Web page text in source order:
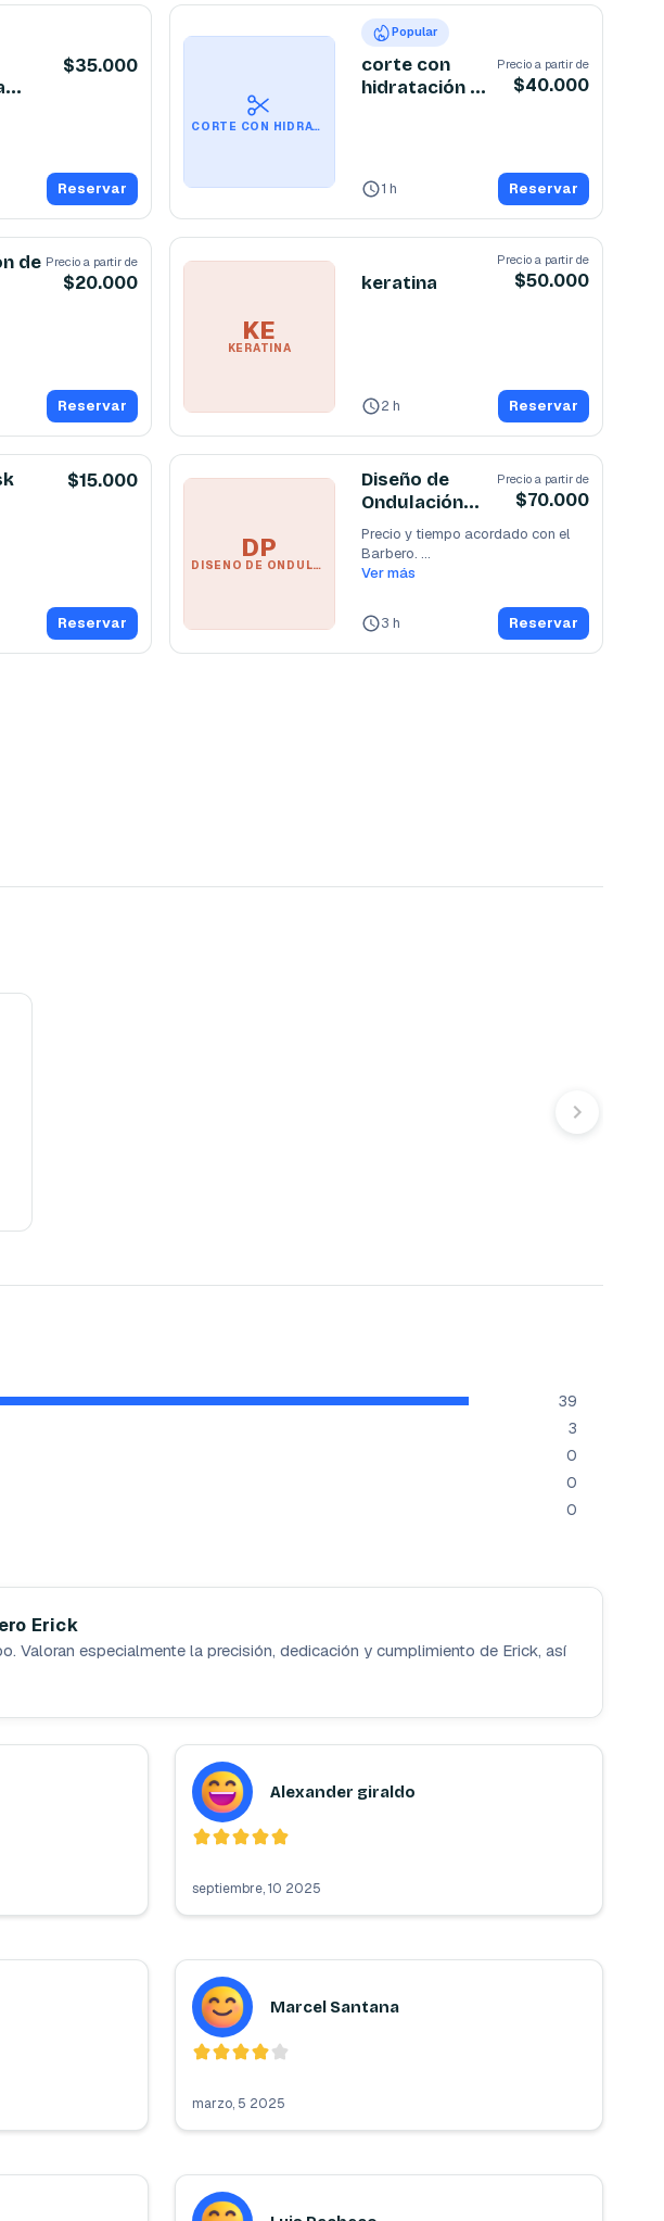
$35.000
Reservar
CORTE CON HIDRATACIÓN DE KERATINA
Popular
corte con
hidratación de
Precio a partir de
$40.000
1 h Reservar
de Precio a partir de
$20.000
Reservar
KE
KERATINA
keratina
Precio a partir de
$50.000
2 h Reservar
$15.000
Reservar
DP
DISEÑO DE ONDULACIÓN PERMANENTES
Diseño de
Ondulación
permanentes
Precio a partir de
$70.000
Precio y tiempo acordado con el
Barbero.
el corte no está incluido en el
Ver más
3 h Reservar
39
3
0
0
0
Erick
Valoran especialmente la precisión, dedicación y cumplimiento de Erick, así
Alexander giraldo
septiembre, 10 2025
Marcel Santana
marzo, 5 2025